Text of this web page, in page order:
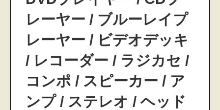
レーヤー / ブルーレイプ
レーヤー / ビデオデッキ
/ レコーダー / ラジカセ /
コンポ / スピーカー / ア
ンプ / ステレオ / ヘッド